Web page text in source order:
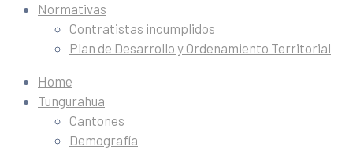
Normativas
Contratistas incumplidos
Plan de Desarrollo y Ordenamiento Territorial
Home
Tungurahua
Cantones
Demografía